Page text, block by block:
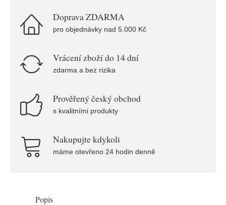
Doprava ZDARMA
pro objednávky nad 5.000 Kč
Vrácení zboží do 14 dní
zdarma a bez rizika
Prověřený český obchod
s kvalitními produkty
Nakupujte kdykoli
máme otevřeno 24 hodin denně
Popis